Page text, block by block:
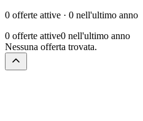
0 offerte attive · 0 nell'ultimo anno
0 offerte attive0 nell'ultimo anno
Nessuna offerta trovata.